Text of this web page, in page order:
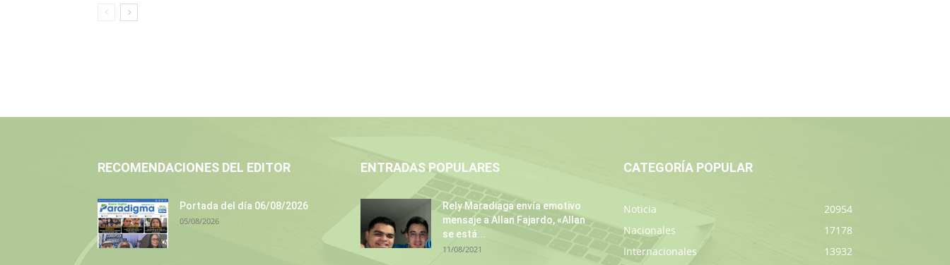
RECOMENDACIONES DEL EDITOR
Portada del día 06/08/2026
05/08/2026
ENTRADAS POPULARES
Rely Maradiaga envía emotivo
mensaje a Allan Fajardo, «Allan
se está...
11/08/2021
CATEGORÍA POPULAR
Noticia
20954
Nacionales
17178
Internacionales
13932